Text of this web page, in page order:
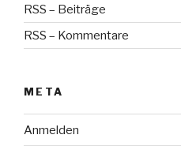
RSS – Beiträge
RSS – Kommentare
META
Anmelden